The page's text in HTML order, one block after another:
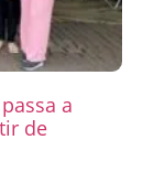
a
de